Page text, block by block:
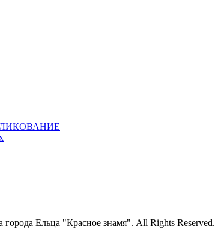
города Ельца "Красное знамя". All Rights Reserved.